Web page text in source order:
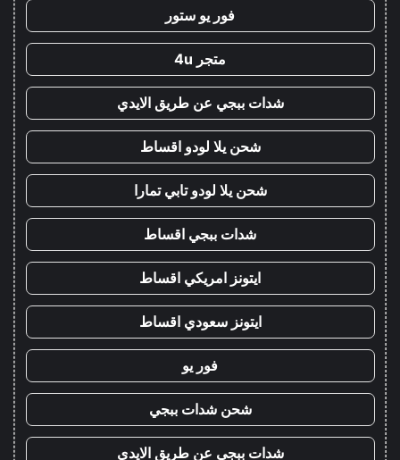
فور يو ستور
متجر 4u
شدات ببجي عن طريق الايدي
شحن يلا لودو اقساط
شحن يلا لودو تابي تمارا
شدات ببجي اقساط
ايتونز امريكي اقساط
ايتونز سعودي اقساط
فور يو
شحن شدات ببجي
شدات ببجي عن طريق الايدي